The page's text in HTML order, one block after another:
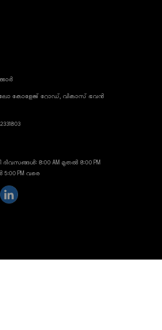
- ലോ കോളേജ് റോഡ്, വികാസ് ഭവൻ
ദിവസങ്ങൾ: 8:00 AM മുതൽ 8:00 PM
PM വരെ